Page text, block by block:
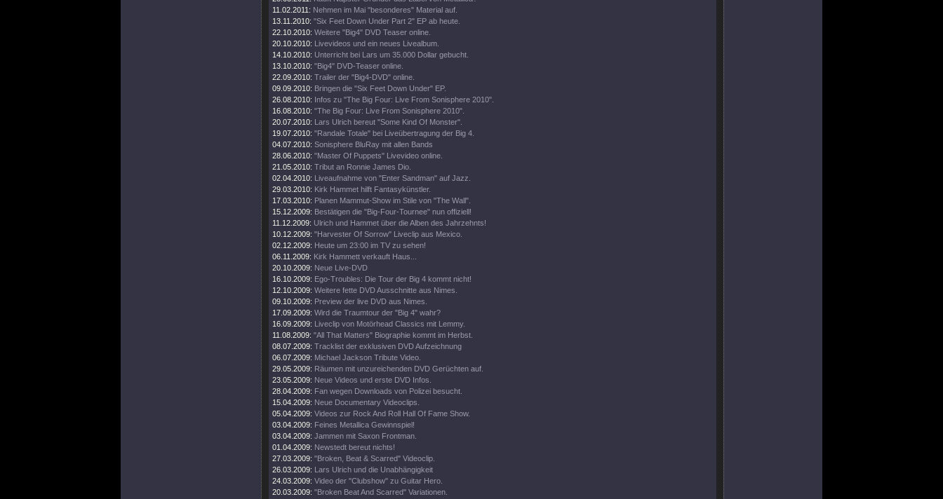
11.02.2011: Nehmen im Mai "besonderes" Material auf.
13.11.2010: "Six Feet Down Under Part 2" EP ab heute.
22.10.2010: Weitere "Big4" DVD Teaser online.
20.10.2010: Livevideos und ein neues Livealbum.
14.10.2010: Unterricht bei Lars um 35.000 Dollar gebucht.
13.10.2010: "Big4" DVD-Teaser online.
22.09.2010: Trailer der "Big4-DVD" online.
09.09.2010: Bringen die "Six Feet Down Under" EP.
26.08.2010: Infos zu "The Big Four: Live From Sonisphere 2010".
16.08.2010: "The Big Four: Live From Sonisphere 2010".
20.07.2010: Lars Ulrich bereut "Some Kind Of Monster".
19.07.2010: "Randale Totale" bei Liveübertragung der Big 4.
04.07.2010: Sonisphere BluRay mit allen Bands
28.06.2010: "Master Of Puppets" Livevideo online.
21.05.2010: Tribut an Ronnie James Dio.
02.04.2010: Liveaufnahme von "Enter Sandman" auf Jazz.
29.03.2010: Kirk Hammet hilft Fantasykünstler.
17.03.2010: Planen Mammut-Show im Stile von "The Wall".
15.12.2009: Bestätigen die "Big-Four-Tournee" nun offiziell!
11.12.2009: Ulrich und Hammet über die Alben des Jahrzehnts!
10.12.2009: "Harvester Of Sorrow" Liveclip aus Mexico.
02.12.2009: Heute um 23:00 im TV zu sehen!
06.11.2009: Kirk Hammett verkauft Haus...
20.10.2009: Neue Live-DVD
16.10.2009: Ego-Troubles: Die Tour der Big 4 kommt nicht!
12.10.2009: Weitere fette DVD Ausschnitte aus Nimes.
09.10.2009: Preview der live DVD aus Nimes.
17.09.2009: Wird die Traumtour der "Big 4" wahr?
16.09.2009: Liveclip von Motörhead Classics mit Lemmy.
11.08.2009: "All That Matters" Biographie kommt im Herbst.
08.07.2009: Tracklist der exklusiven DVD Aufzeichnung
06.07.2009: Michael Jackson Tribute Video.
29.05.2009: Räumen mit unzureichenden DVD Gerüchten auf.
23.05.2009: Neue Videos und erste DVD Infos.
28.04.2009: Fan wegen Downloads von Polizei besucht.
15.04.2009: Neue Documentary Videoclips.
05.04.2009: Videos zur Rock And Roll Hall Of Fame Show.
03.04.2009: Feines Metallica Gewinnspiel!
03.04.2009: Jammen mit Saxon Frontman.
01.04.2009: Newstedt bereut nichts!
27.03.2009: "Broken, Beat & Scarred" Videoclip.
26.03.2009: Lars Ulrich und die Unabhängigkeit
24.03.2009: Video der "Clubshow" zu Guitar Hero.
20.03.2009: "Broken Beat And Scarred" Variationen.